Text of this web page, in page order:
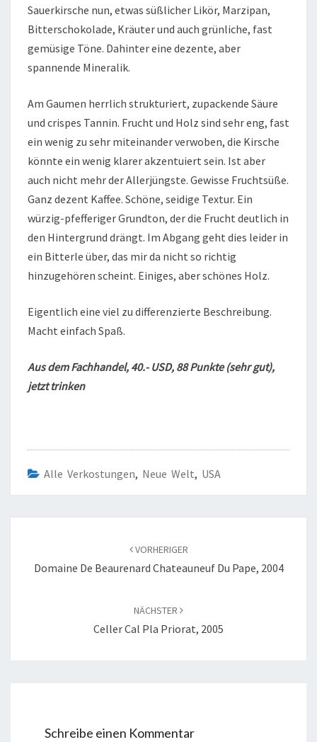
Sauerkirsche nun, etwas süßlicher Likör, Marzipan,
Bitterschokolade, Kräuter und auch grünliche, fast
gemüsige Töne. Dahinter eine dezente, aber
spannende Mineralik.
Am Gaumen herrlich strukturiert, zupackende Säure
und crispes Tannin. Frucht und Holz sind sehr eng, fast
ein wenig zu sehr miteinander verwoben, die Kirsche
könnte ein wenig klarer akzentuiert sein. Ist aber
auch nicht mehr der Allerjüngste. Gewisse Fruchtsüße.
Ganz dezent Kaffee. Schöne, seidige Textur. Ein
würzig-pfefferiger Grundton, der die Frucht deutlich in
den Hintergrund drängt. Im Abgang geht dies leider in
ein Bitterle über, das mir da nicht so richtig
hinzugehören scheint. Einiges, aber schönes Holz.
Eigentlich eine viel zu differenzierte Beschreibung.
Macht einfach Spaß.
Aus dem Fachhandel, 40.- USD, 88 Punkte (sehr gut),
jetzt trinken
Alle Verkostungen, Neue Welt, USA
VORHERIGER
Domaine De Beaurenard Chateauneuf Du Pape, 2004
NÄCHSTER
Celler Cal Pla Priorat, 2005
Schreibe einen Kommentar